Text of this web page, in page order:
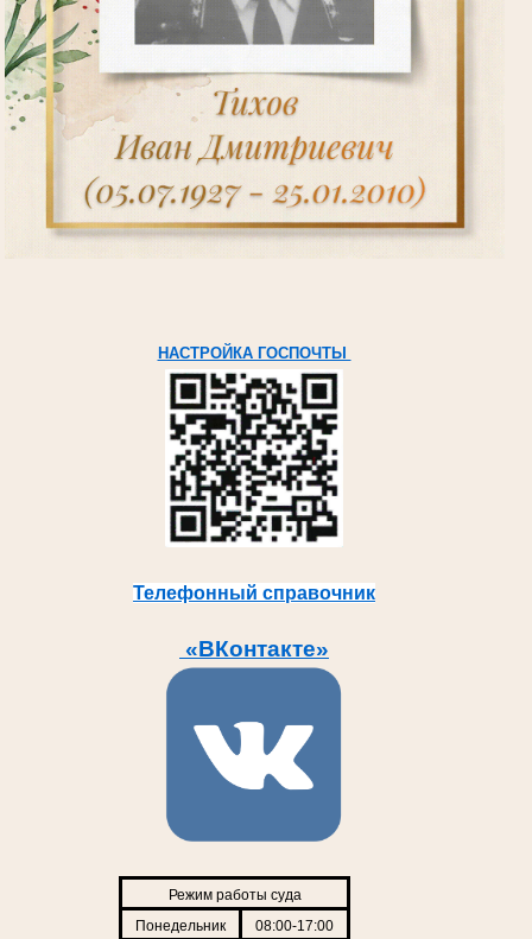
НАСТРОЙКА ГОСПОЧТЫ
Телефонный справочник
«ВКонтакте»
Режим работы суда
Понедельник
08:00-17:00